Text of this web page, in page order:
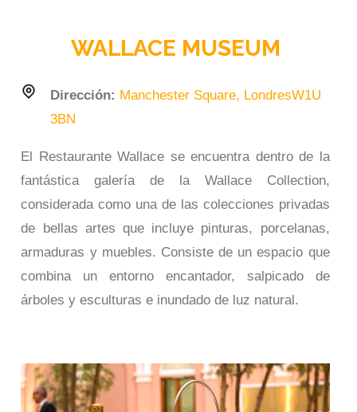
WALLACE MUSEUM
Dirección: Manchester Square, LondresW1U
3BN
El Restaurante​ Wallace se encuentra dentro de la
fantástica galería de la Wallace Collection,
considerada como una de las colecciones privadas
de bellas artes que incluye pinturas, porcelanas,
armaduras y muebles. Consiste de un espacio que
combina un entorno encantador, salpicado de
árboles y esculturas e inundado de luz natural.